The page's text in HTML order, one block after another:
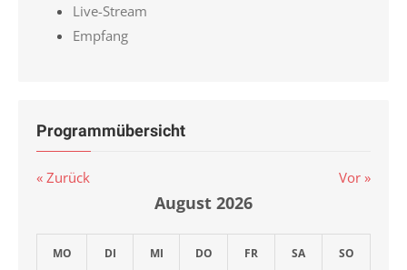
Live-Stream
Empfang
Programmübersicht
« Zurück Vor »
August 2026
MO DI MI DO FR SA SO